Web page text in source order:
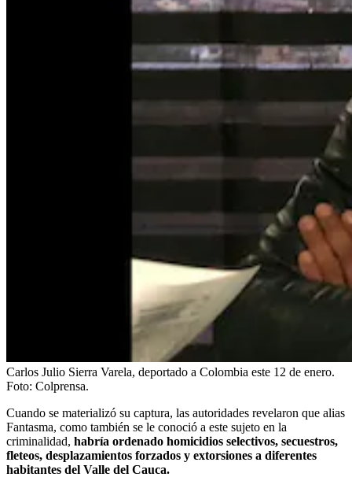
Carlos Julio Sierra Varela, deportado a Colombia este 12 de enero.
Foto: Colprensa.
Cuando se materializó su captura, las autoridades revelaron que alias
Fantasma, como también se le conoció a este sujeto en la
criminalidad, habría ordenado homicidios selectivos, secuestros,
fleteos, desplazamientos forzados y extorsiones a diferentes
habitantes del Valle del Cauca.